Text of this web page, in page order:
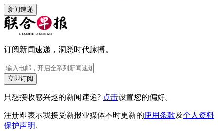
新闻速递
订阅新闻速递，洞悉时代脉搏。
立即订阅
只想接收感兴趣的新闻速递? 点击设置您的偏好。
注册即表示我接受新报业媒体不时更新的使用条款及个人资料
保护声明 。